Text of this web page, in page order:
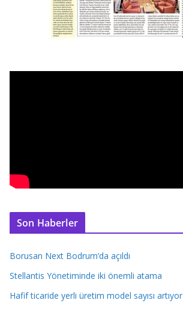
Son Haberler
Borusan Next Bodrum’da açıldı
Stellantis Yönetiminde iki önemli atama
Hafif ticaride yerli üretim model sayısı artıyor